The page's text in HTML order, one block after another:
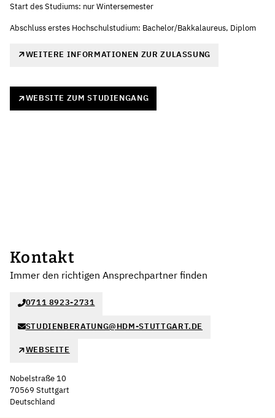
Start des Studiums: nur Wintersemester
Abschluss erstes Hochschulstudium: Bachelor/Bakkalaureus, Diplom
WEITERE INFORMATIONEN ZUR ZULASSUNG
WEBSITE ZUM STUDIENGANG
Kontakt
Immer den richtigen Ansprechpartner finden
0711 8923-2731
STUDIENBERATUNG@HDM-STUTTGART.DE
WEBSEITE
Nobelstraße 10
70569 Stuttgart
Deutschland